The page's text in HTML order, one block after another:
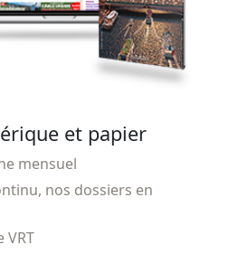
et papier
mensuel
nos dossiers en
VRT